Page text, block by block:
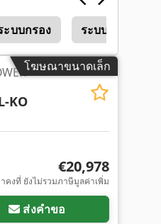
ะบบกรอง ระบบดูดควันที่ติ
โฆษณาขนาดเล็ก
KO
€20,978
คงที่ ยังไม่รวมภาษีมูลค่าเพิ่ม
ส่งคำขอ